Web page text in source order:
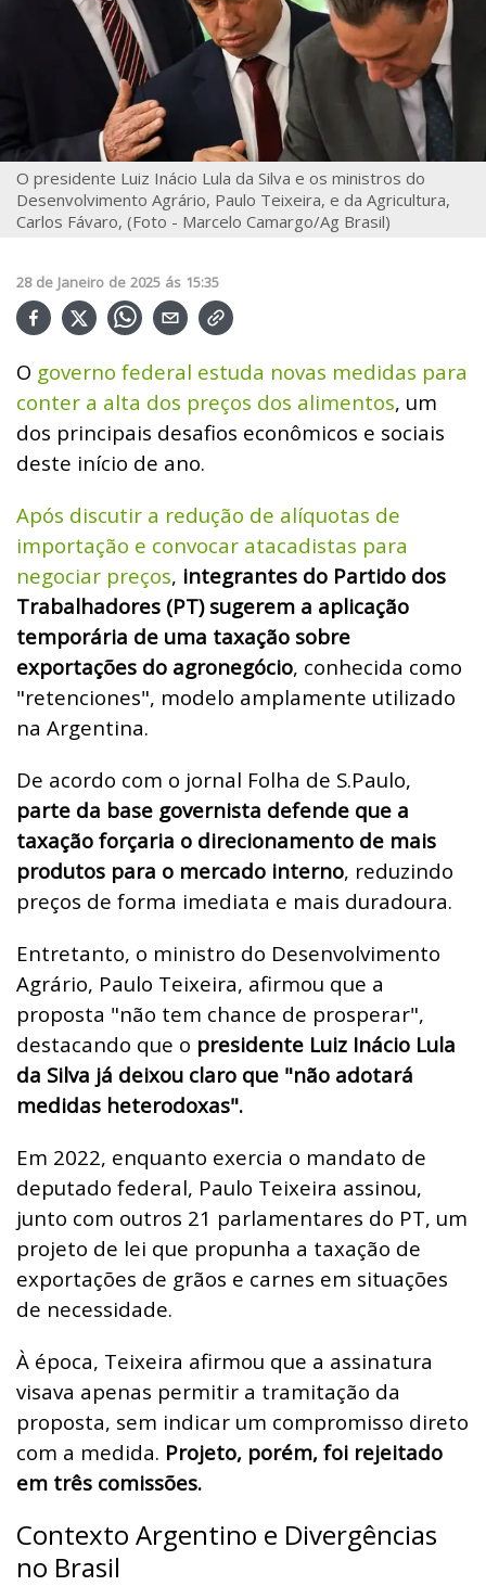
O presidente Luiz Inácio Lula da Silva e os ministros do
Desenvolvimento Agrário, Paulo Teixeira, e da Agricultura,
Carlos Fávaro, (Foto - Marcelo Camargo/Ag Brasil)
28 de Janeiro de 2025 ás 15:35
O governo federal estuda novas medidas para
conter a alta dos preços dos alimentos, um
dos principais desafios econômicos e sociais
deste início de ano.
Após discutir a redução de alíquotas de
importação e convocar atacadistas para
negociar preços, integrantes do Partido dos
Trabalhadores (PT) sugerem a aplicação
temporária de uma taxação sobre
exportações do agronegócio, conhecida como
"retenciones", modelo amplamente utilizado
na Argentina.
De acordo com o jornal Folha de S.Paulo,
parte da base governista defende que a
taxação forçaria o direcionamento de mais
produtos para o mercado interno, reduzindo
preços de forma imediata e mais duradoura.
Entretanto, o ministro do Desenvolvimento
Agrário, Paulo Teixeira, afirmou que a
proposta "não tem chance de prosperar",
destacando que o presidente Luiz Inácio Lula
da Silva já deixou claro que "não adotará
medidas heterodoxas".
Em 2022, enquanto exercia o mandato de
deputado federal, Paulo Teixeira assinou,
junto com outros 21 parlamentares do PT, um
projeto de lei que propunha a taxação de
exportações de grãos e carnes em situações
de necessidade.
À época, Teixeira afirmou que a assinatura
visava apenas permitir a tramitação da
proposta, sem indicar um compromisso direto
com a medida. Projeto, porém, foi rejeitado
em três comissões.
Contexto Argentino e Divergências
no Brasil